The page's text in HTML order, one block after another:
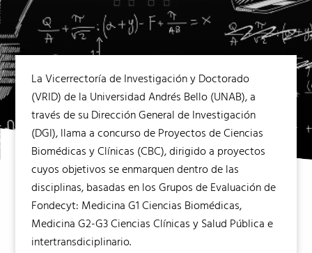
La Vicerrectoría de Investigación y Doctorado
(VRID) de la Universidad Andrés Bello (UNAB), a
través de su Dirección General de Investigación
(DGI), llama a concurso de Proyectos de Ciencias
Biomédicas y Clínicas (CBC), dirigido a proyectos
cuyos objetivos se enmarquen dentro de las
disciplinas, basadas en los Grupos de Evaluación de
Fondecyt: Medicina G1 Ciencias Biomédicas,
Medicina G2-G3 Ciencias Clínicas y Salud Pública e
intertransdiciplinario.